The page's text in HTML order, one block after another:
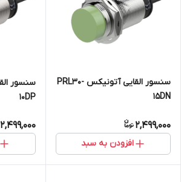
سنسور القایی آتونیکس PRL30-
15DN
2,499,000
افزودن به سبد
10DP
2,499,000